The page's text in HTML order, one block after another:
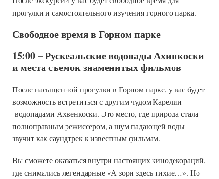
прогулки и самостоятельного изучения горного парка.
Свободное время в Горном парке
15:00 – Рускеальские водопады Ахинкоски
и места съемок знаменитых фильмов
После насыщенной прогулки в Горном парке, у вас будет
возможность встретиться с другим чудом Карелии –
водопадами Ахвенкоски. Это место, где природа стала
полноправным режиссером, а шум падающей воды
звучит как саундтрек к известным фильмам.
Вы сможете оказаться внутри настоящих кинодекораций,
где снимались легендарные «А зори здесь тихие…». Но